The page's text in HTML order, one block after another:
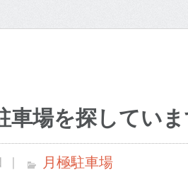
車場を探してい
月極駐車場